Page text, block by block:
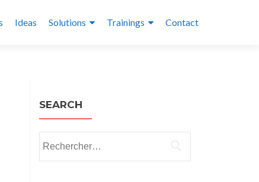
Ideas Solutions Trainings Contact
SEARCH